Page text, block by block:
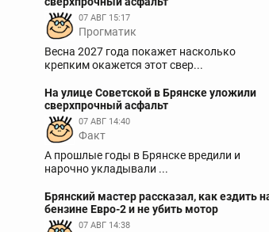
07 АВГ 15:17
Прогматик
Весна 2027 года покажет насколько
крепким окажется этот свер...
На улице Советской в Брянске уложили
сверхпрочный асфальт
07 АВГ 14:40
Факт
А прошлые годы в Брянске вредили и
нарочно укладывали ...
Брянский мастер рассказал, как ездить
бензине Евро-2 и не убить мотор
07 АВГ 14:38